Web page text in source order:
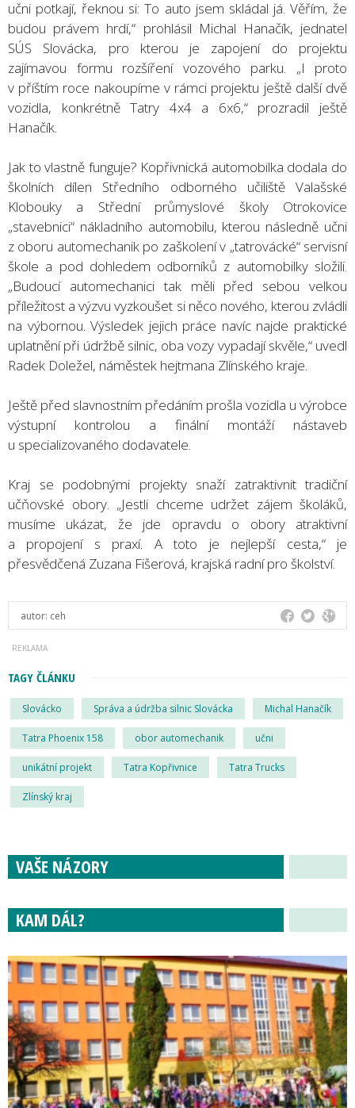
učni potkají, řeknou si: To auto jsem skládal já. Věřím, že
budou právem hrdí,“ prohlásil Michal Hanačík, jednatel
SÚS Slovácka, pro kterou je zapojení do projektu
zajímavou formu rozšíření vozového parku. „I proto
v příštím roce nakoupíme v rámci projektu ještě další dvě
vozidla, konkrétně Tatry 4x4 a 6x6,“ prozradil ještě
Hanačík.
Jak to vlastně funguje? Kopřivnická automobilka dodala do
školních dílen Středního odborného učiliště Valašské
Klobouky a Střední průmyslové školy Otrokovice
„stavebnici“ nákladního automobilu, kterou následně učni
z oboru automechanik po zaškolení v „tatrovácké“ servisní
škole a pod dohledem odborníků z automobilky složili.
„Budoucí automechanici tak měli před sebou velkou
příležitost a výzvu vyzkoušet si něco nového, kterou zvládli
na výbornou. Výsledek jejich práce navíc najde praktické
uplatnění při údržbě silnic, oba vozy vypadají skvěle,“ uvedl
Radek Doležel, náměstek hejtmana Zlínského kraje.
Ještě před slavnostním předáním prošla vozidla u výrobce
výstupní kontrolou a finální montáží nástaveb
u specializovaného dodavatele.
Kraj se podobnými projekty snaží zatraktivnit tradiční
učňovské obory. „Jestli chceme udržet zájem školáků,
musíme ukázat, že jde opravdu o obory atraktivní
a propojení s praxí. A toto je nejlepší cesta,“ je
přesvědčená Zuzana Fišerová, krajská radní pro školství.
autor: ceh
TAGY ČLÁNKU
Slovácko Správa a údržba silnic Slovácka Michal Hanačík
Tatra Phoenix 158 obor automechanik učni
unikátní projekt Tatra Kopřivnice Tatra Trucks
Zlínský kraj
VAŠE NÁZORY
KAM DÁL?